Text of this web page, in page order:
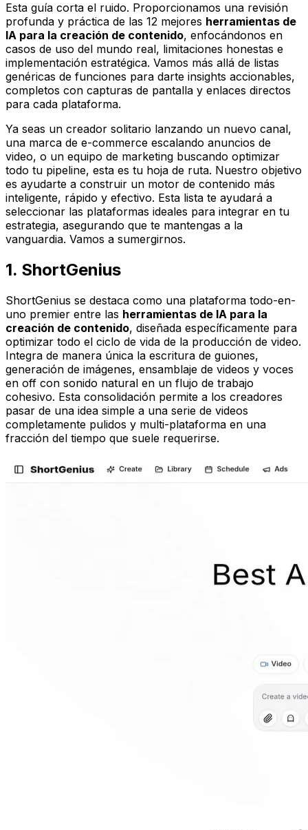
Esta guía corta el ruido. Proporcionamos una revisión
profunda y práctica de las 12 mejores herramientas de
IA para la creación de contenido, enfocándonos en
casos de uso del mundo real, limitaciones honestas e
implementación estratégica. Vamos más allá de listas
genéricas de funciones para darte insights accionables,
completos con capturas de pantalla y enlaces directos
para cada plataforma.
Ya seas un creador solitario lanzando un nuevo canal,
una marca de e-commerce escalando anuncios de
video, o un equipo de marketing buscando optimizar
todo tu pipeline, esta es tu hoja de ruta. Nuestro objetivo
es ayudarte a construir un motor de contenido más
inteligente, rápido y efectivo. Esta lista te ayudará a
seleccionar las plataformas ideales para integrar en tu
estrategia, asegurando que te mantengas a la
vanguardia. Vamos a sumergirnos.
1. ShortGenius
ShortGenius se destaca como una plataforma todo-en-
uno premier entre las herramientas de IA para la
creación de contenido, diseñada específicamente para
optimizar todo el ciclo de vida de la producción de video.
Integra de manera única la escritura de guiones,
generación de imágenes, ensamblaje de videos y voces
en off con sonido natural en un flujo de trabajo
cohesivo. Esta consolidación permite a los creadores
pasar de una idea simple a una serie de videos
completamente pulidos y multi-plataforma en una
fracción del tiempo que suele requerirse.